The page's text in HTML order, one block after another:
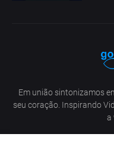
Em união sintonizamos
seu coração. Inspirando
a